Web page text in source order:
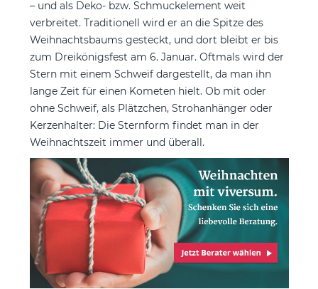
– und als Deko- bzw. Schmuckelement weit
verbreitet. Traditionell wird er an die Spitze des
Weihnachtsbaums gesteckt, und dort bleibt er bis
zum Dreikönigsfest am 6. Januar. Oftmals wird der
Stern mit einem Schweif dargestellt, da man ihn
lange Zeit für einen Kometen hielt. Ob mit oder
ohne Schweif, als Plätzchen, Strohanhänger oder
Kerzenhalter: Die Sternform findet man in der
Weihnachtszeit immer und überall.